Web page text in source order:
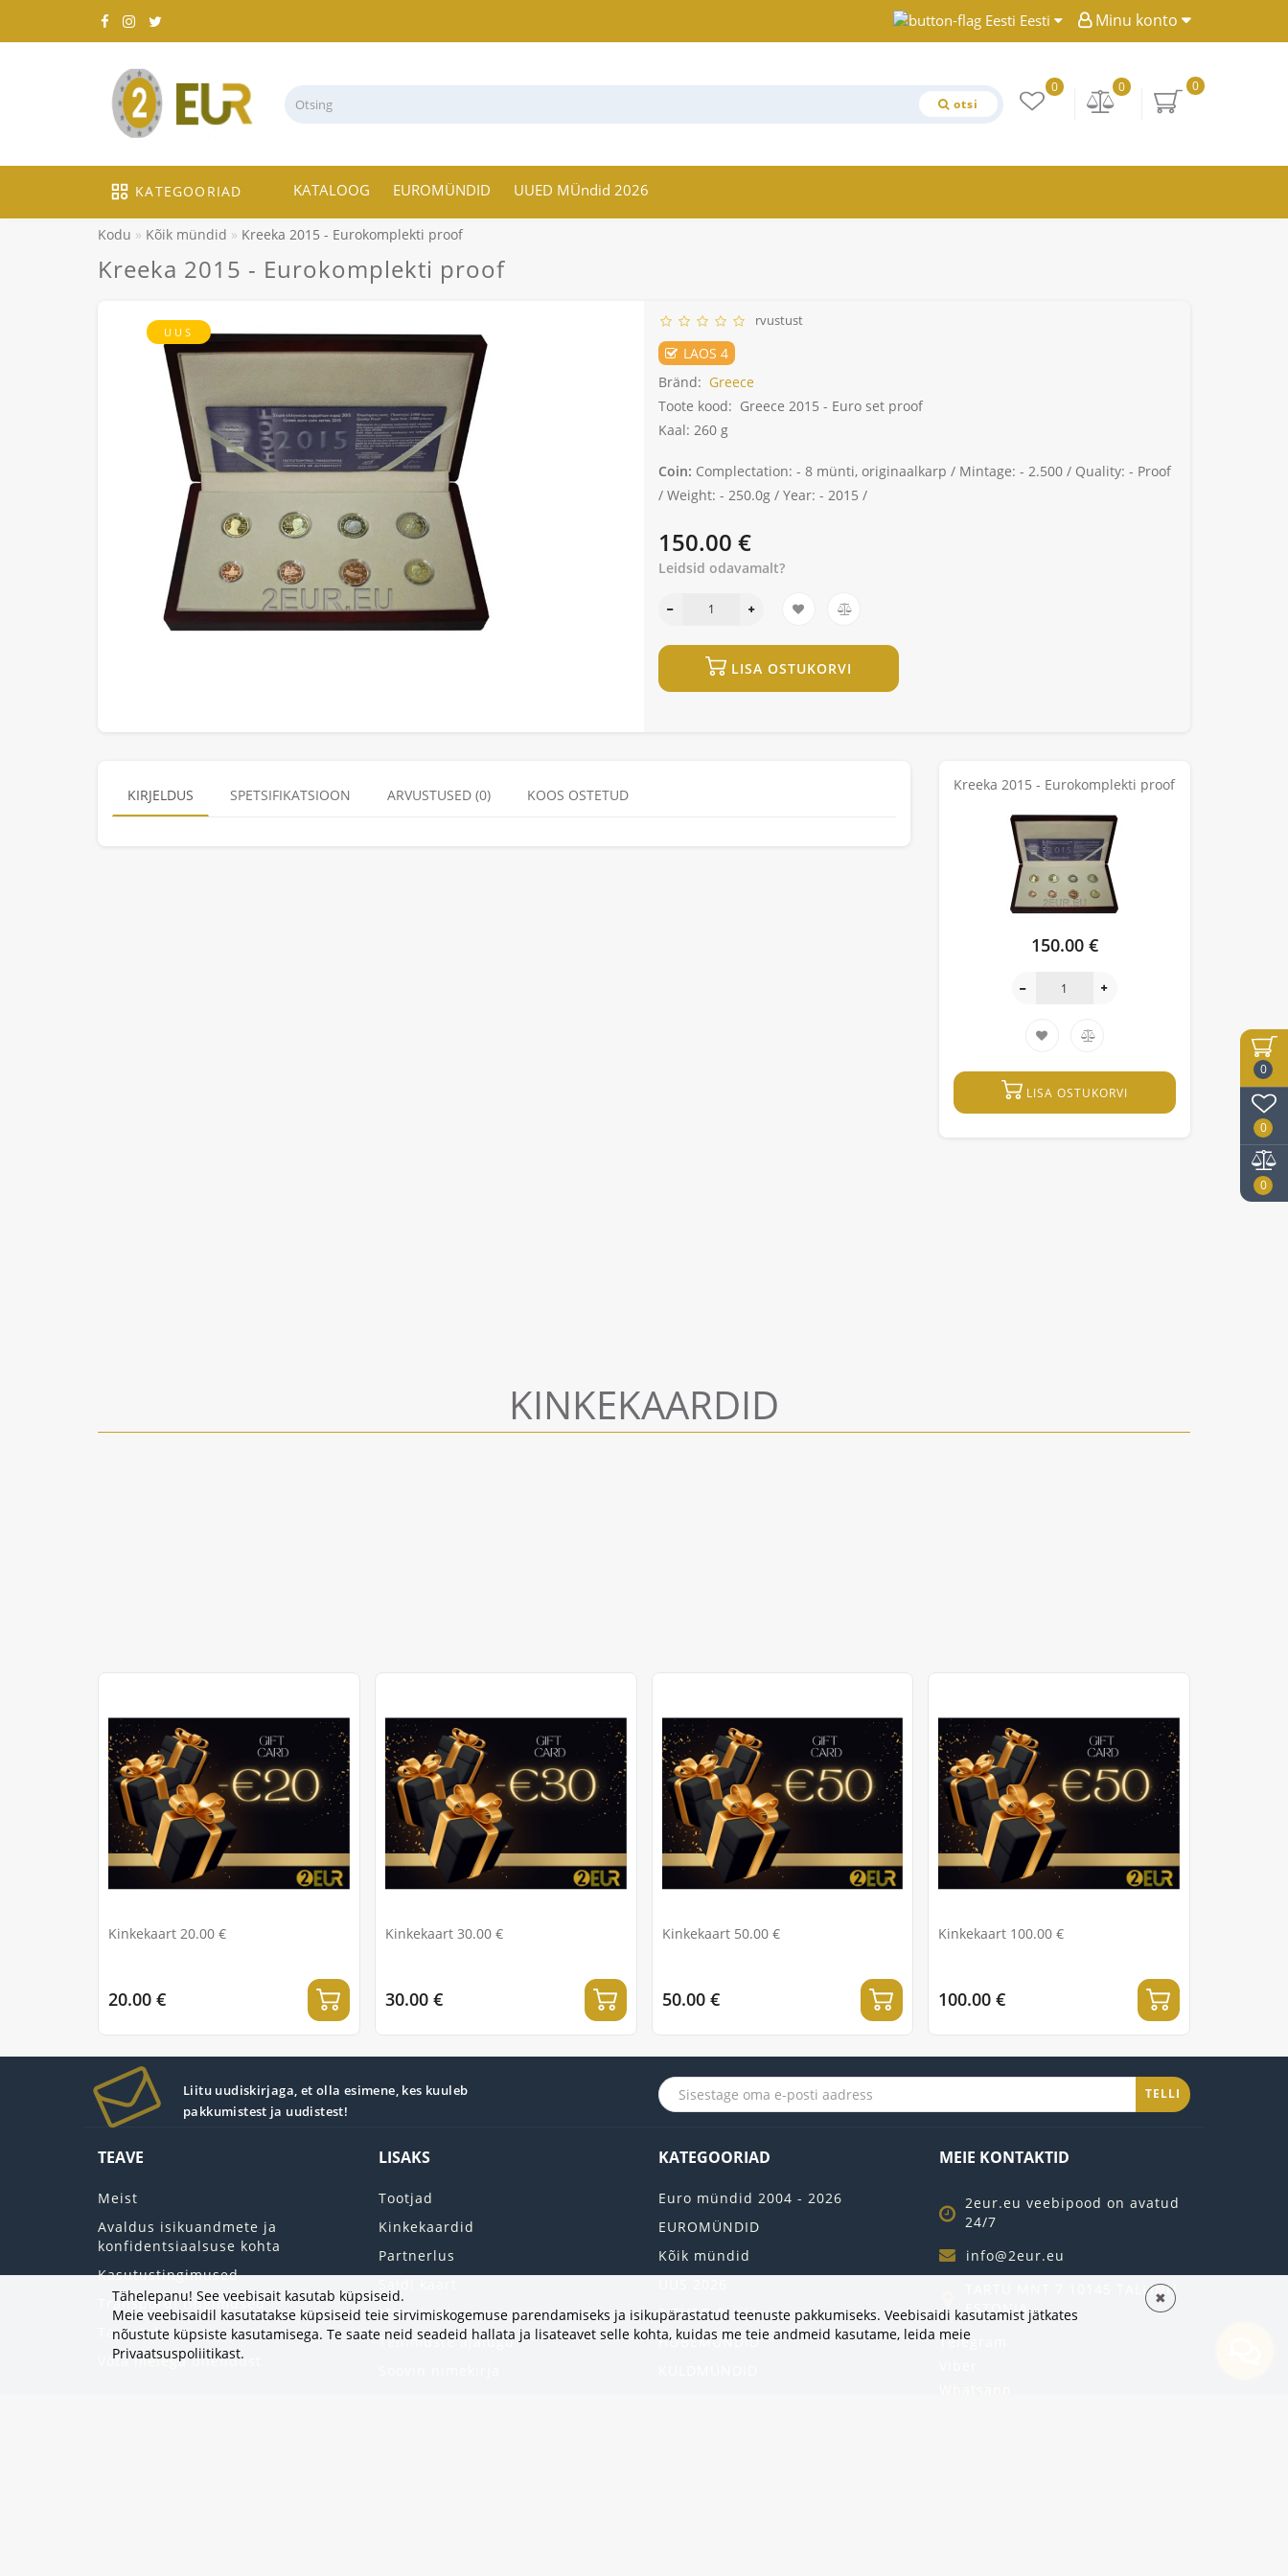
0
0
0
Minu konto
Eesti
otsi
0
0
0
KATEGOORIAD KATALOOG EUROMÜNDID UUED MÜndid 2026
Kodu Kõik mündid Kreeka 2015 - Eurokomplekti proof
Kreeka 2015 - Eurokomplekti proof
UUS
rvustust
LAOS 4
Bränd: Greece
Toote kood: Greece 2015 - Euro set proof
Kaal: 260 g
Coin: Complectation: - 8 münti, originaalkarp / Mintage: - 2.500 / Quality: - Proof
/ Weight: - 250.0g / Year: - 2015 /
150.00 €
Leidsid odavamalt?
LISA OSTUKORVI
KIRJELDUS SPETSIFIKATSIOON ARVUSTUSED (0) KOOS OSTETUD
Kreeka 2015 - Eurokomplekti proof
150.00 €
LISA OSTUKORVI
KINKEKAARDID
Kinkekaart 20.00 €
20.00 €
Kinkekaart 30.00 €
30.00 €
Kinkekaart 50.00 €
50.00 €
Kinkekaart 100.00 €
100.00 €
Liitu uudiskirjaga, et olla esimene, kes kuuleb
pakkumistest ja uudistest!
TELLI
TEAVE
Meist
Avaldus isikuandmete ja
konfidentsiaalsuse kohta
Kasutustingimused
Transpordi tingimused
Tagastab
Võta meiega ühendust
LISAKS
Tootjad
Kinkekaardid
Partnerlus
Minu konto
Tellimuste ajalugu
KATEGOORIAD
Euro mündid 2004 - 2026
EUROMÜNDID
Kõik mündid
2 EURO RULLI
HÕBEMÜNDID
MEIE KONTAKTID
2eur.eu veebipood on avatud
24/7
info@2eur.eu
TARTU MNT 7 10145 TALLINN
ESTONIA
Telegram
Tähelepanu! See veebisait kasutab küpsiseid.
Meie veebisaidil kasutatakse küpsiseid teie sirvimiskogemuse parendamiseks ja isikupärastatud teenuste pakkumiseks. Veebisaidi kasutamist jätkates
nõustute küpsiste kasutamisega. Te saate neid seadeid hallata ja lisateavet selle kohta, kuidas me teie andmeid kasutame, leida meie
Privaatsuspoliitikast.
✖